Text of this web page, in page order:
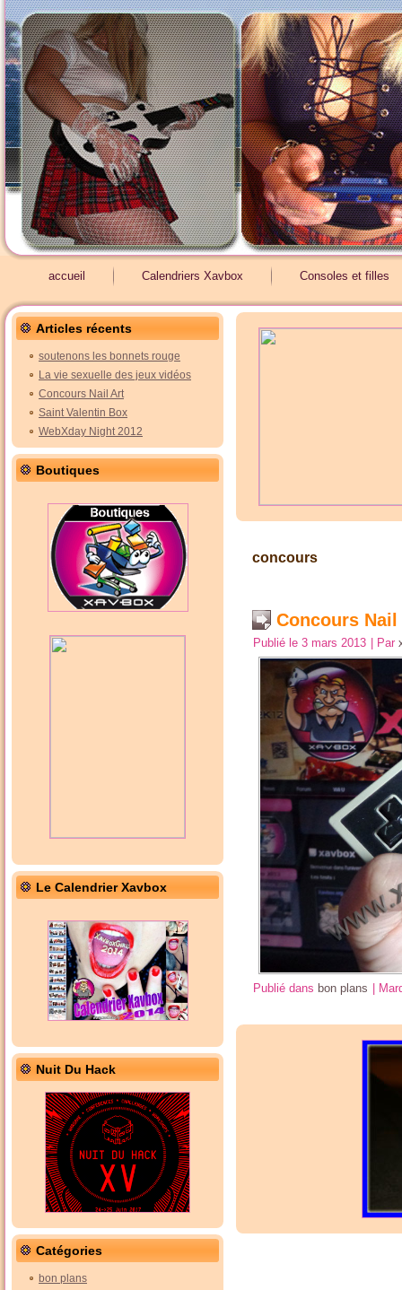
accueil Calendriers Xavbox Consoles et filles
Articles récents
soutenons les bonnets rouge
La vie sexuelle des jeux vidéos
Concours Nail Art
Saint Valentin Box
WebXday Night 2012
Boutiques
Le Calendrier Xavbox
Nuit Du Hack
Catégories
bon plans
concours
Concours Nail
Publié le 3 mars 2013 Par
Publié dans bon plans